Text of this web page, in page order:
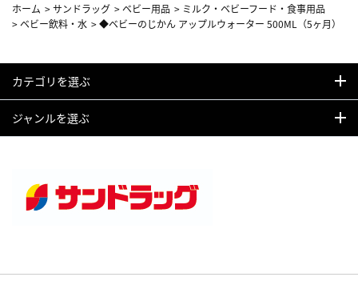
ホーム >サンドラッグ >ベビー用品 > ミルク・ベビーフード・食事用品
>ベビー飲料・水 >◆ベビーのじかん アップルウォーター 500ML（5ヶ月）
カテゴリを選ぶ
ジャンルを選ぶ